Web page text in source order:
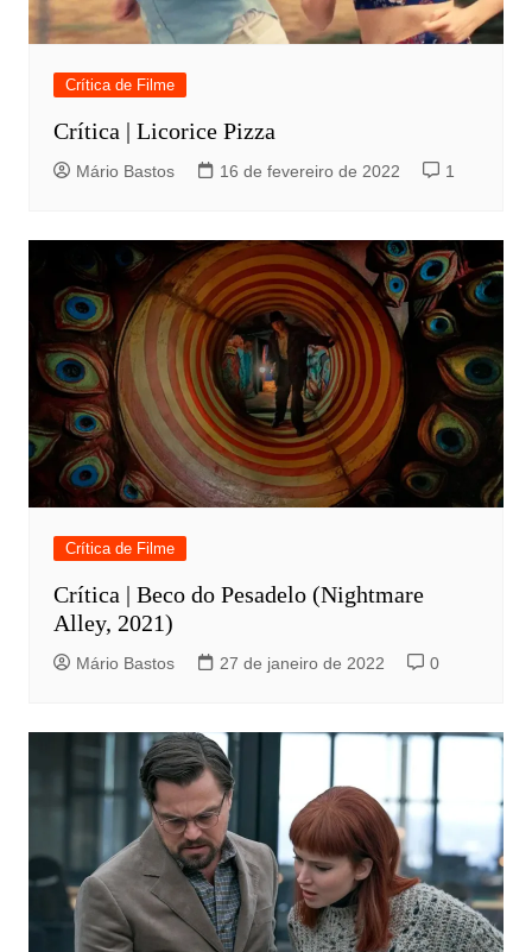
Crítica de Filme
Crítica | Licorice Pizza
Mário Bastos 16 de fevereiro de 2022 1
Crítica de Filme
Crítica | Beco do Pesadelo (Nightmare
Alley, 2021)
Mário Bastos 27 de janeiro de 2022 0